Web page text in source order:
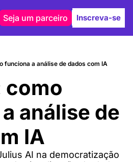
Autores
Seja um parceiro Inscreva-se
funciona a análise de dados com IA
como
análise de
IA
AI na democratização